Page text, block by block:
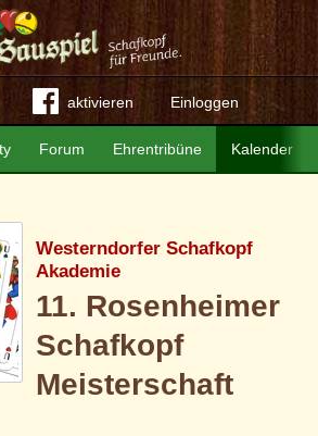
aktivieren Einloggen
Forum Ehrentribüne Kalender
Westerndorfer Schafkopf
Akademie
11. Rosenheimer
Schafkopf
Meisterschaft